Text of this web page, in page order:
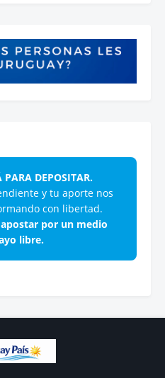
PARA DEPOSITAR.
y tu aporte nos
con libertad.
por un medio
libre.